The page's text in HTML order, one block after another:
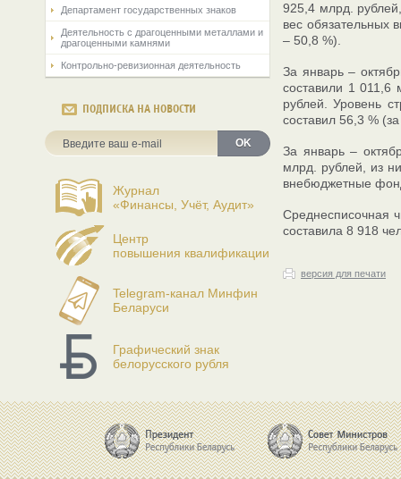
Департамент государственных знаков
Деятельность с драгоценными металлами и
драгоценными камнями
Контрольно-ревизионная деятельность
ПОДПИСКА НА НОВОСТИ
OK
Журнал
«Финансы, Учёт, Аудит»
Центр
повышения квалификации
Telegram-канал Минфин
Беларуси
Графический знак
белорусского рубля
925,4 млрд.
вес обязательных
– 50,8 %).
За январь –
составили 1 011,6
рублей. Уровень
составил 56,3 %
За январь –
млрд. рублей, из
внебюджетные
Среднесписочная
составила 8 918
версия для печати